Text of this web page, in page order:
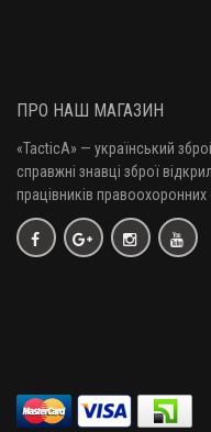
ПРО НАШ МАГАЗИН
«TacticA» — український
справжні знавці зброї
працівників правоохоронних